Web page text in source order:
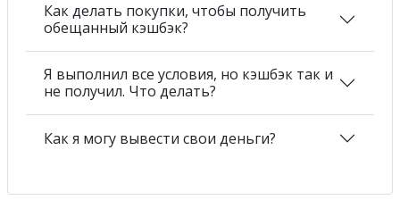
Как делать покупки, чтобы получить
обещанный кэшбэк?
Я выполнил все условия, но кэшбэк так и
не получил. Что делать?
Как я могу вывести свои деньги?